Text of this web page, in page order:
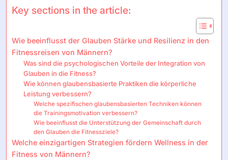
Key sections in the article:
Wie beeinflusst der Glauben Stärke und Resilienz in den
Fitnessreisen von Männern?
Was sind die psychologischen Vorteile der Integration von
Glauben in die Fitness?
Wie können glaubensbasierte Praktiken die körperliche
Leistung verbessern?
Welche spezifischen glaubensbasierten Techniken können
die Trainingsmotivation verbessern?
Wie beeinflusst die Unterstützung der Gemeinschaft durch
den Glauben die Fitnessziele?
Welche einzigartigen Strategien fördern Wellness in der
Fitness von Männern?